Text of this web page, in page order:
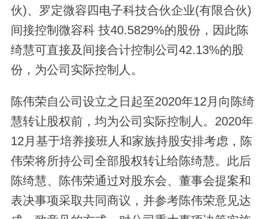
伙)、罗定微容四电子科技合伙企业(有限合伙)
间接控制微容科 技40.5829%的股份，因此陈
绮慧可直接及间接合计控制公司42.13%的股
份，为公司实际控制人。
陈伟荣自公司设立之日起至2020年12月向陈绮
慧转让股权前，均为公司实际控制人。2020年
12月基于培养接班人和家族持股安排考虑，陈
伟荣将所持公司全部股权转让给陈绮慧。此后
陈绮慧、陈伟荣通过对股东会、董事会提案和
表决事项采取共同商议，并参考陈伟荣意见达